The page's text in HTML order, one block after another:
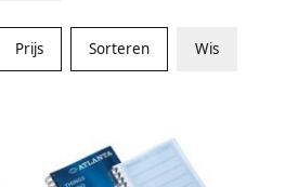
Prijs Sorteren Wis